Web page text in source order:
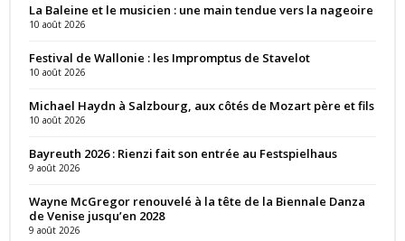
La Baleine et le musicien : une main tendue vers la nageoire
10 août 2026
Festival de Wallonie : les Impromptus de Stavelot
10 août 2026
Michael Haydn à Salzbourg, aux côtés de Mozart père et fils
10 août 2026
Bayreuth 2026 : Rienzi fait son entrée au Festspielhaus
9 août 2026
Wayne McGregor renouvelé à la tête de la Biennale Danza
de Venise jusqu’en 2028
9 août 2026